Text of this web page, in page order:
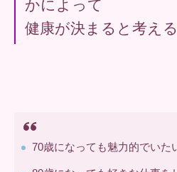
かによって
健康が決まると考える
70歳になっても魅力的でいた